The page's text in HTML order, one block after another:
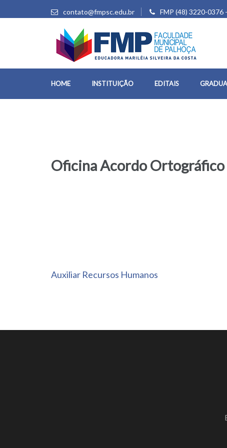
contato@fmpsc.edu.br FMP (48) 3220-0376
HOME INSTITUIÇÃO EDITAIS
Oficina Acordo Ortográfico
Navegação
Auxiliar Recursos Humanos